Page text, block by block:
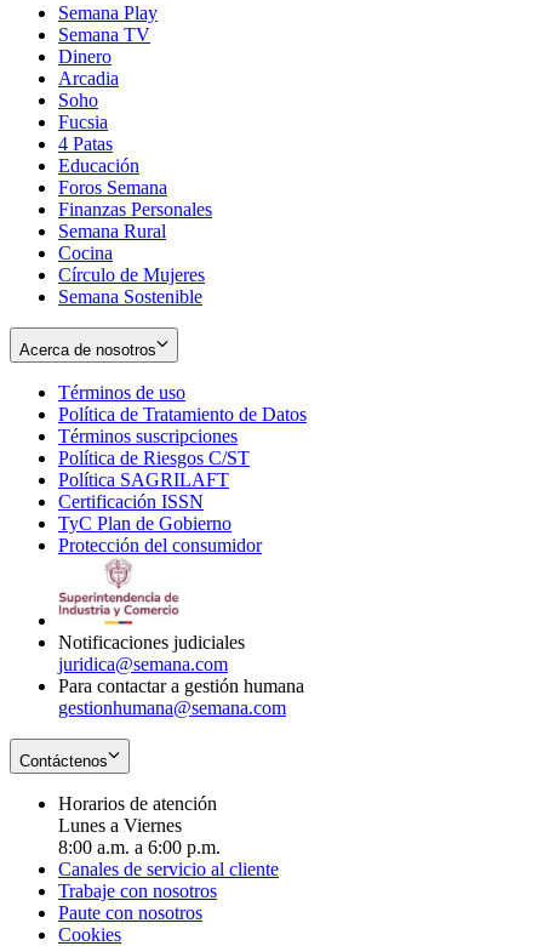
Semana Play
Semana TV
Dinero
Arcadia
Soho
in
new
window
Fucsia
in
new
window
4 Patas
Educación
Foros Semana
Finanzas Personales
Semana Rural
Cocina
Círculo de Mujeres
Semana Sostenible
Acerca de nosotros
Términos de uso
in
new
window
Política de Tratamiento de Datos
Términos suscripciones
in
Política de Riesgos C/ST
Política SAGRILAFT
new
window
Certificación ISSN
in
new
TyC Plan de Gobierno
in
Protección del consumidorOpens
Notificaciones judiciales
juridica@semana.com
Para contactar a gestión humana
gestionhumana@semana.com
Contáctenos
Horarios de atención
Lunes a Viernes
8:00 a.m. a 6:00 p.m.
Canales de servicio al cliente
Trabaje con nosotros
Paute con nosotros
Cookies